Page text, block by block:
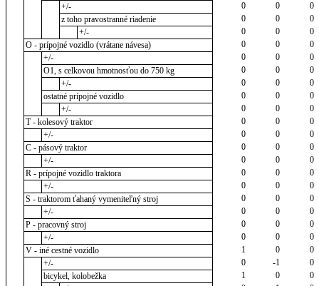
+/-
0 0 0
z toho pravostranné riadenie
0 0 0
+/-
0 0 0
O - prípojné vozidlo (vrátane návesa)
0 0 0
+/-
0 0 0
O1, s celkovou hmotnosťou do 750 kg
0 0 0
+/-
0 0 0
ostatné prípojné vozidlo
0 0 0
+/-
0 0 0
T - kolesový traktor
0 0 0
+/-
0 0 0
C - pásový traktor
0 0 0
+/-
0 0 0
R - prípojné vozidlo traktora
0 0 0
+/-
0 0 0
S - traktorom ťahaný vymeniteľný stroj
0 0 0
+/-
0 0 0
P - pracovný stroj
0 0 0
+/-
0 0 0
V - iné cestné vozidlo
1 0 0
+/-
0 -1 0
bicykel, kolobežka
1 0 0